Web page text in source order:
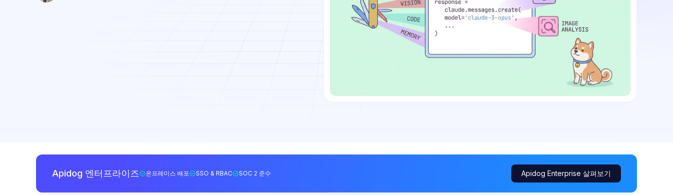
Apidog 엔터프라이즈 온프레미스 배포 SSO & RBAC SOC 2 준수 Apidog Enterprise 살펴보기